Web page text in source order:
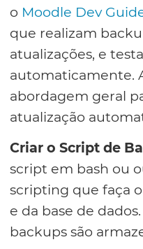
o Moodle Dev
que realizam
atualizações, e
automaticamente.
abordagem geral
atualização
Criar o Script de
script em bash ou
scripting que faça
e da base de
backups são